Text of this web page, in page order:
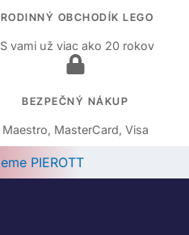
RODINNÝ OBCHODÍK LEGO
S vami už viac ako 20 rokov
BEZPEČNÝ NÁKUP
Maestro, MasterCard, Visa